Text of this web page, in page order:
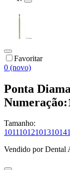
Favoritar
0 (novo)
Ponta
Tamanho:
1011101210131014
Vendido porDental